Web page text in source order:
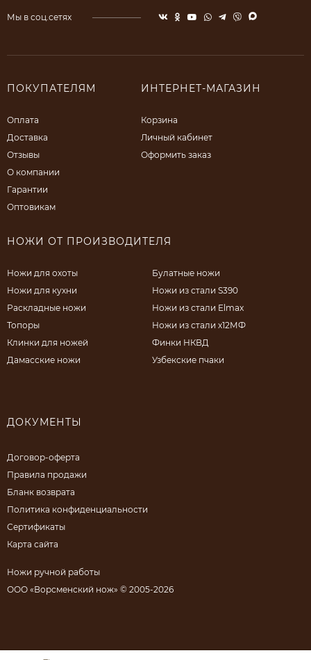
Мы в соц.сетях
ПОКУПАТЕЛЯМ
Оплата
Доставка
Отзывы
О компании
Гарантии
Оптовикам
ИНТЕРНЕТ-МАГАЗИН
Корзина
Личный кабинет
Оформить заказ
НОЖИ ОТ ПРОИЗВОДИТЕЛЯ
Ножи для охоты
Ножи для кухни
Раскладные ножи
Топоры
Клинки для ножей
Дамасские ножи
Булатные ножи
Ножи из стали S390
Ножи из стали Elmax
Ножи из стали х12МФ
Финки НКВД
Узбекские пчаки
ДОКУМЕНТЫ
Договор-оферта
Правила продажи
Бланк возврата
Политика конфиденциальности
Сертификаты
Карта сайта
Ножи ручной работы
ООО «Ворсменский нож» © 2005-2026